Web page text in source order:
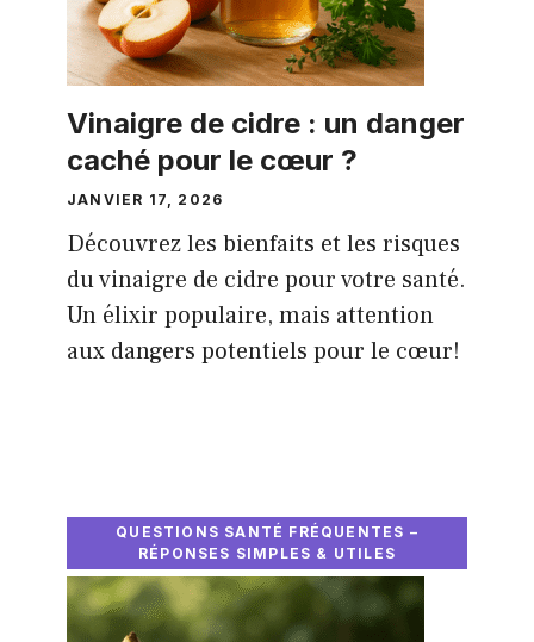
Vinaigre de cidre : un danger
caché pour le cœur ?
JANVIER 17, 2026
Découvrez les bienfaits et les risques
du vinaigre de cidre pour votre santé.
Un élixir populaire, mais attention
aux dangers potentiels pour le cœur!
QUESTIONS SANTÉ FRÉQUENTES –
RÉPONSES SIMPLES & UTILES